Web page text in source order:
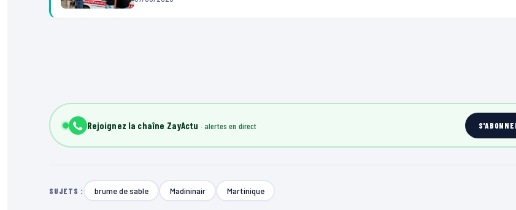
Rejoignez la chaîne ZayActu
SUJETS : brume de sable Madininair Martinique